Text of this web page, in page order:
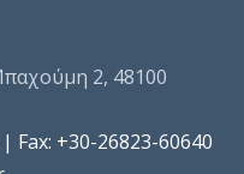
2, 48100
Fax: +30-26823-60640